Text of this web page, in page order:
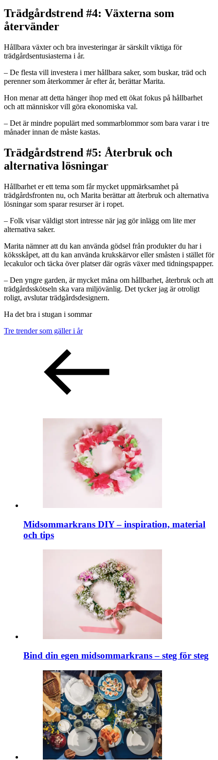
Trädgårdstrend #4: Växterna som
återvänder
Hållbara växter och bra investeringar är särskilt viktiga för
trädgårdsentusiasterna i år.
– De flesta vill investera i mer hållbara saker, som buskar, träd och
perenner som återkommer år efter år, berättar Marita.
Hon menar att detta hänger ihop med ett ökat fokus på hållbarhet
och att människor vill göra ekonomiska val.
– Det är mindre populärt med sommarblommor som bara varar i tre
månader innan de måste kastas.
Trädgårdstrend #5: Återbruk och
alternativa lösningar
Hållbarhet er ett tema som får mycket uppmärksamhet på
trädgårdsfronten nu, och Marita berättar att återbruk och alternativa
lösningar som sparar resurser är i ropet.
– Folk visar väldigt stort intresse när jag gör inlägg om lite mer
alternativa saker.
Marita nämner att du kan använda gödsel från produkter du har i
köksskåpet, att du kan använda krukskärvor eller småsten i stället för
lecakulor och täcka över platser där ogräs växer med tidningspapper.
– Den yngre garden, är mycket måna om hållbarhet, återbruk och att
trädgårdsskötseln ska vara miljövänlig. Det tycker jag är otroligt
roligt, avslutar trädgårdsdesignern.
Ha det bra i stugan i sommar
Tre trender som gäller i år
Midsommarkrans DIY – inspiration, material
och tips
Bind din egen midsommarkrans – steg för steg